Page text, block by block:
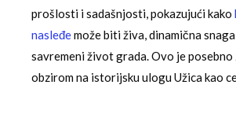
prošlosti i sadašnjosti, pokazujući kako
nasleđemože biti živa, dinamična
savremeni život grada. Ovo je posebno
obzirom na istorijsku ulogu Užica kao